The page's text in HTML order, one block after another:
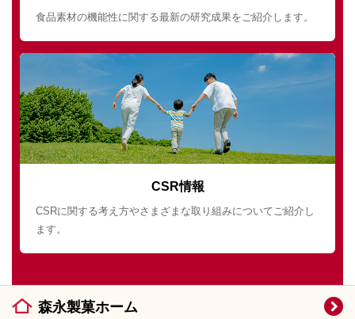
食品素材の機能性に関する最新の研究成果をご紹介します。
CSR情報
CSRに関する考え方やさまざまな取り組みについてご紹介し
ます。
森永製菓ホーム